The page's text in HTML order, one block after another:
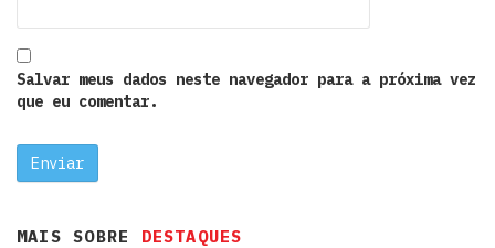
Salvar meus dados neste navegador para a próxima vez
que eu comentar.
MAIS SOBRE DESTAQUES